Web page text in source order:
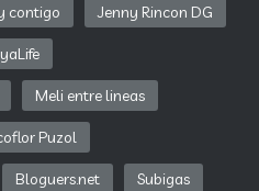
contigo Jenny Rincon DG
Meli entre lineas
Puzol
Bloguers.net Subigas